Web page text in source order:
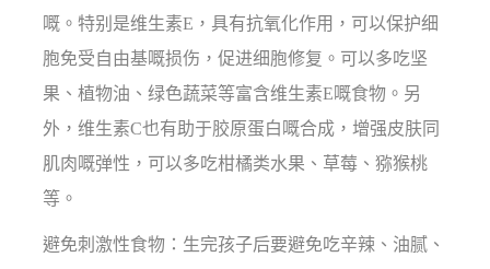
嘅。特别是维生素E，具有抗氧化作用，可以保护细
胞免受自由基嘅损伤，促进细胞修复。可以多吃坚
果、植物油、绿色蔬菜等富含维生素E嘅食物。另
外，维生素C也有助于胶原蛋白嘅合成，增强皮肤同
肌肉嘅弹性，可以多吃柑橘类水果、草莓、猕猴桃
等。
避免刺激性食物：生完孩子后要避免吃辛辣、油腻、